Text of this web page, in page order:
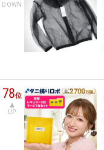
DOWN
78位
UP